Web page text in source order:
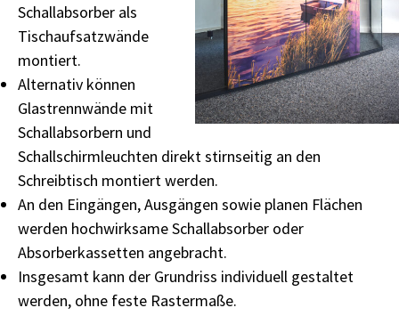
Schallabsorber als
Tischaufsatzwände
montiert.
Alternativ können
Glastrennwände mit
Schallabsorbern und
Schallschirmleuchten direkt stirnseitig an den
Schreibtisch montiert werden.
An den Eingängen,Ausgängen sowie planen Flächen
werden hochwirksame Schallabsorber oder
Absorberkassetten angebracht.
Insgesamt kann der Grundriss individuell gestaltet
werden, ohne feste Rastermaße.